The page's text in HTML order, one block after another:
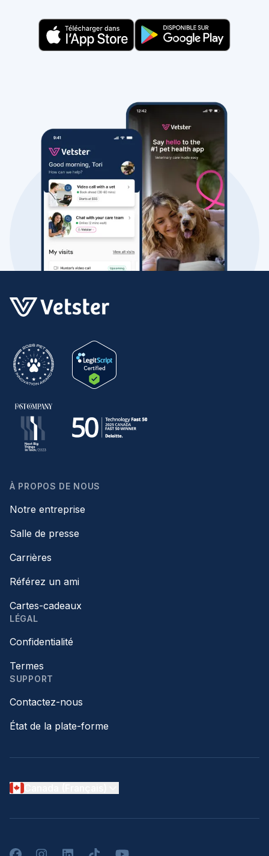
À PROPOS DE NOUS
Notre entreprise
Salle de presse
Carrières
Référez un ami
Cartes-cadeaux
LÉGAL
Confidentialité
Termes
SUPPORT
Contactez-nous
État de la plate-forme